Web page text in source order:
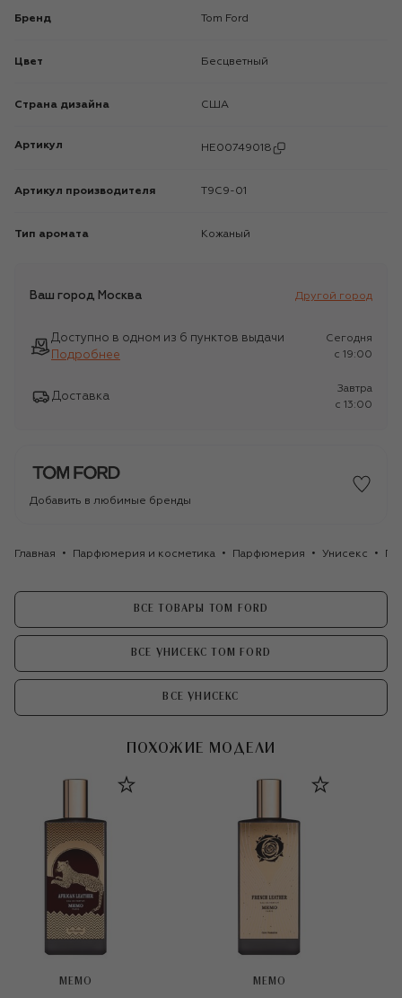
Бренд Tom Ford
Цвет Бесцветный
Страна дизайна США
Артикул HE00749018
Артикул производителя T9C9-01
Тип аромата Кожаный
Ваш город Москва Другой город
Доступно в одном из 6 пунктов выдачи
Подробнее
Сегодня
c 19:00
Доставка
Завтра
c 13:00
Добавить в любимые бренды
Главная Парфюмерия и косметика Парфюмерия Унисекс
ВСЕ ТОВАРЫ TOM FORD
ВСЕ УНИСЕКС TOM FORD
ВСЕ УНИСЕКС
ПОХОЖИЕ МОДЕЛИ
MEMO MEMO